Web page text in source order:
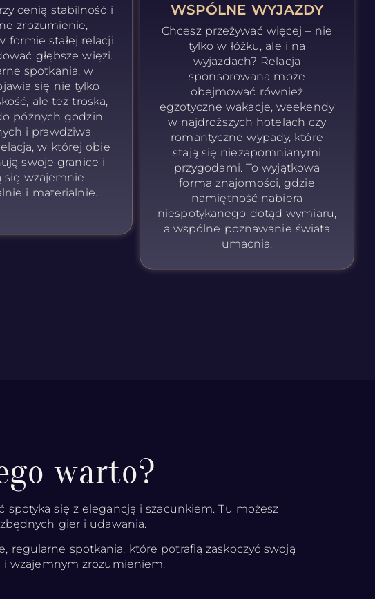
cenią stabilność i
zrozumienie,
formie stałej relacji
głębsze więzi.
spotkania, w
się nie tylko
ale też troska,
późnych godzin
i prawdziwa
w której obie
swoje granice i
się wzajemnie –
i materialnie.
WSPÓLNE WYJAZDY
Chcesz przeżywać więcej – nie
tylko w łóżku, ale i na
wyjazdach? Relacja
sponsorowana może
obejmować również
egzotyczne wakacje, weekendy
w najdroższych hotelach czy
romantyczne wypady, które
stają się niezapomnianymi
przygodami. To wyjątkowa
forma znajomości, gdzie
namiętność nabiera
niespotykanego dotąd wymiaru,
a wspólne poznawanie świata
umacnia.
warto?
się z elegancją i szacunkiem. Tu możesz
gier i udawania.
regularne spotkania, które potrafią zaskoczyć swoją
i wzajemnym zrozumieniem.